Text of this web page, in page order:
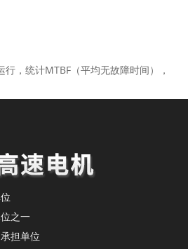
，统计MTBF（平均无故障时间），
如金属、复合材料）选择合适转速和功
认证、实际案例的厂家（如星晨电主
、技术支持响应速度等。
之一
担单位